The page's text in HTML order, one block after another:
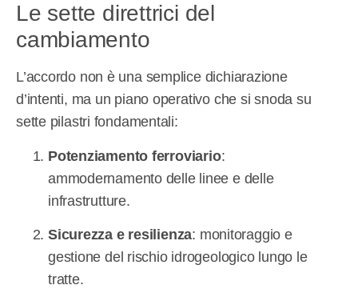
Le sette direttrici del
cambiamento
L’accordo non è una semplice dichiarazione
d’intenti, ma un piano operativo che si snoda su
sette pilastri fondamentali:
Potenziamento ferroviario:
ammodernamento delle linee e delle
infrastrutture.
Sicurezza e resilienza: monitoraggio e
gestione del rischio idrogeologico lungo le
tratte.